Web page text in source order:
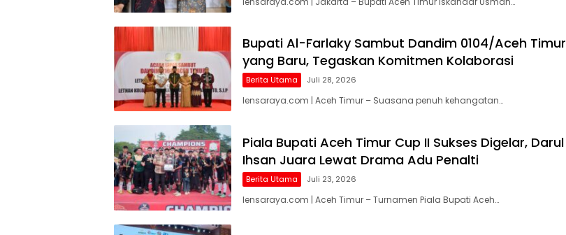
Bupati Al-Farlaky Sambut Dandim 0104/Aceh Timur
yang Baru, Tegaskan Komitmen Kolaborasi
Berita Utama Juli 28, 2026
lensaraya.com | Aceh Timur – Suasana penuh kehangatan…
Piala Bupati Aceh Timur Cup II Sukses Digelar, Darul
Ihsan Juara Lewat Drama Adu Penalti
Berita Utama Juli 23, 2026
lensaraya.com | Aceh Timur – Turnamen Piala Bupati Aceh…